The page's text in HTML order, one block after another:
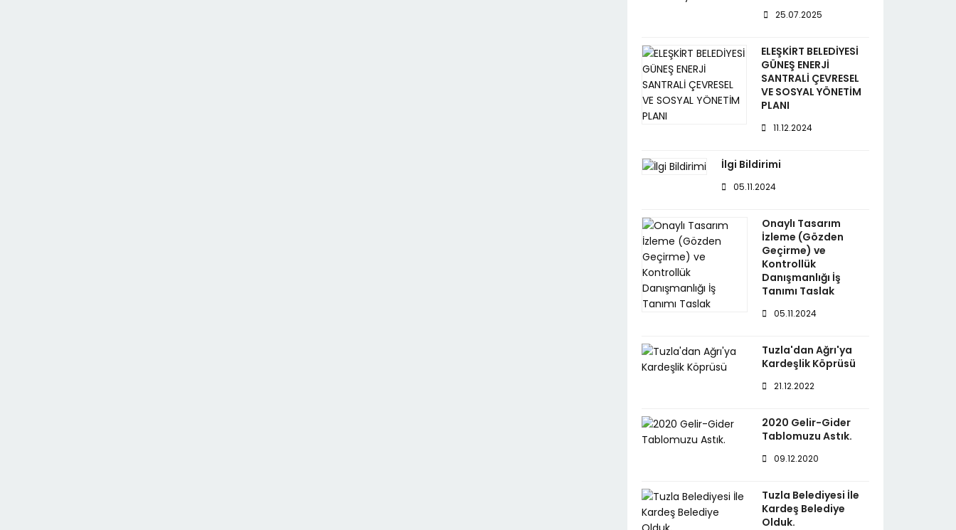
25.07.2025
ELEŞKİRT BELEDİYESİ
GÜNEŞ ENERJİ
SANTRALİ ÇEVRESEL
VE SOSYAL YÖNETİM
PLANI
11.12.2024
İlgi Bildirimi
05.11.2024
Onaylı Tasarım
İzleme (Gözden
Geçirme) ve
Kontrollük
Danışmanlığı İş
Tanımı Taslak
05.11.2024
Tuzla'dan Ağrı'ya
Kardeşlik Köprüsü
21.12.2022
2020 Gelir-Gider
Tablomuzu Astık.
09.12.2020
Tuzla Belediyesi İle
Kardeş Belediye
Olduk.